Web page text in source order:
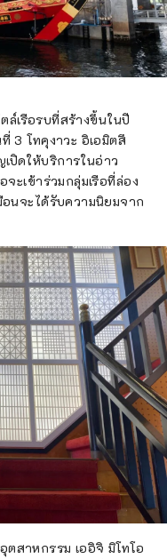
ล์เรือรบที่สร้างขึ้นในปี
3 โทคุงาวะ อิเอมิตสึ
ปิดให้บริการในอ่าว
จะเข้าร่วมกลุ่มเรือที่ล่อง
อนจะได้รับความนิยมจาก
สาหกรรม เออิจิ มิโทโอ